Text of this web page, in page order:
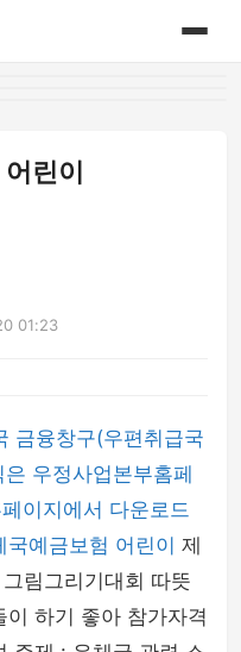
린이
01:23
금융창구(우편취급국
우정사업본부홈페
이지에서 다운로드
예금보험 어린이 제
림그리기대회 따뜻
하기 좋아 참가자격